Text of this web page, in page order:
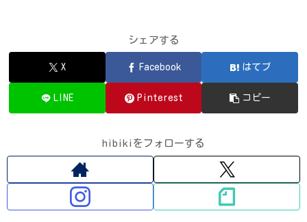
シェアする
X Facebook はてブ
LINE Pinterest コピー
hibikiをフォローする